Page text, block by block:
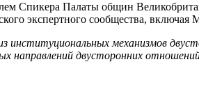
Спикера Палаты общин
экспертного сообщества,
механизмов
двусторонних